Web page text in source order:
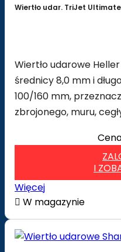
Wiertło udar. TriJet
Wiertło udarowe
średnicy 8,0 mm i
100/160 mm,
zbrojonego, muru,
I
Więcej
 W magazynie